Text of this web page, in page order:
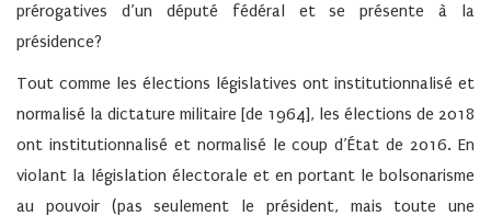
prérogatives d’un député fédéral et se présente à la
présidence?
Tout comme les élections législatives ont institutionnalisé et
normalisé la dictature militaire [de 1964], les élections de 2018
ont institutionnalisé et normalisé le coup d’État de 2016. En
violant la législation électorale et en portant le bolsonarisme
au pouvoir (pas seulement le président, mais toute une